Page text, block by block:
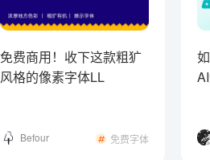
免费商用！收下这款粗犷
风格的像素字体LL
Befour 免费字体